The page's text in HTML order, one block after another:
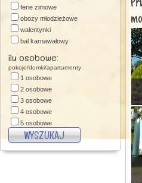
ferie zimowe
obozy młodzieżowe
walentynki
bal karnawałowy
majówka
andrzejki
święta-sylwester
zielone szkoły
konferencje
pobyty wekkendowe
ilu osobowe:
pokoje/domki/apartamenty
1 osobowe
2 osobowe
3 osobowe
4 osobowe
5 osobowe
6 osobowe
7 osobowe